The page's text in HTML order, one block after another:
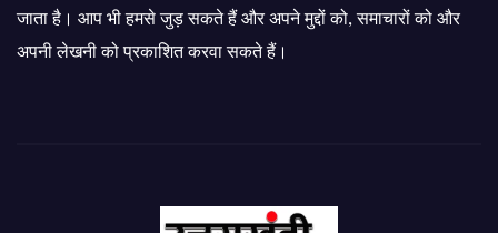
जाता है। आप भी हमसे जुड़ सकते हैं और अपने मुद्दों को, समाचारों को और
अपनी लेखनी को प्रकाशित करवा सकते हैं।